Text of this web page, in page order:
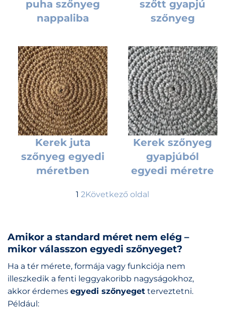
puha szőnyeg
nappaliba
szőtt gyapjú
szőnyeg
Kerek juta
szőnyeg egyedi
méretben
Kerek szőnyeg
gyapjúból
egyedi méretre
1 2Következő oldal
Amikor a standard méret nem elég –
mikor válasszon egyedi szőnyeget?
Ha a tér mérete, formája vagy funkciója nem
illeszkedik a fenti leggyakoribb nagyságokhoz,
akkor érdemes egyedi szőnyeget terveztetni.
Például: